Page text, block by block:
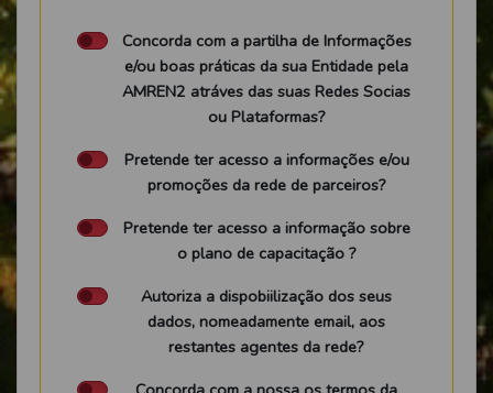
Concorda com a partilha de Informações
e/ou boas práticas da sua Entidade pela
AMREN2 atráves das suas Redes Socias
ou Plataformas?
Pretende ter acesso a informações e/ou
promoções da rede de parceiros?
Pretende ter acesso a informação sobre
o plano de capacitação ?
Autoriza a dispobiilização dos seus
dados, nomeadamente email, aos
restantes agentes da rede?